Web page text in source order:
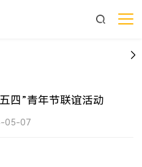
四”青年节联谊活动
05-07